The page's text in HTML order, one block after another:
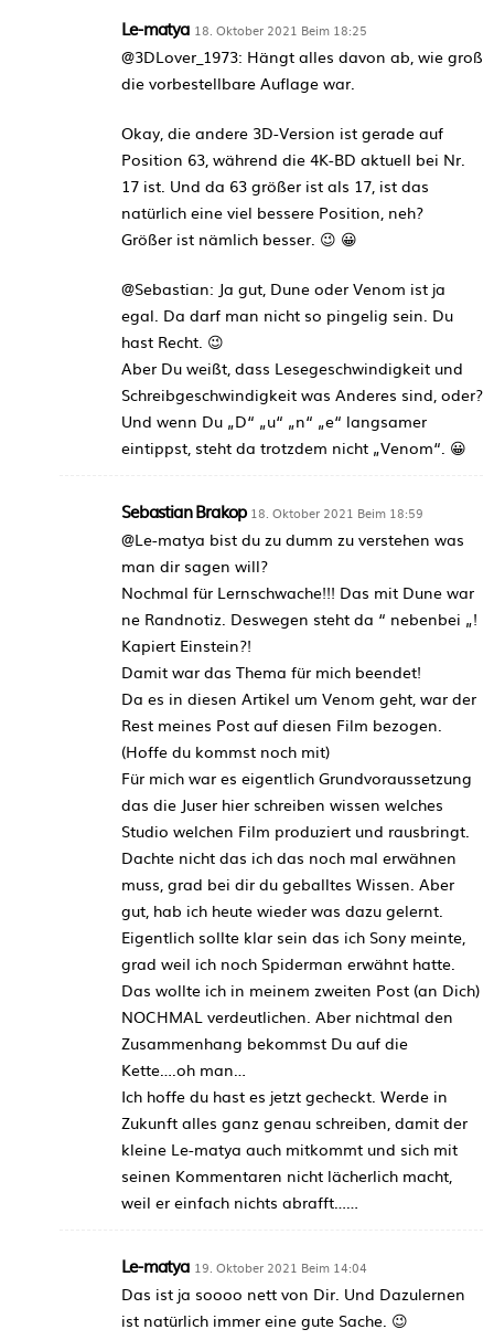
Le-matya 18. Oktober 2021 Beim 18:25
@3DLover_1973: Hängt alles davon ab, wie groß
die vorbestellbare Auflage war.
Okay, die andere 3D-Version ist gerade auf
Position 63, während die 4K-BD aktuell bei Nr.
17 ist. Und da 63 größer ist als 17, ist das
natürlich eine viel bessere Position, neh?
Größer ist nämlich besser. 😉 😀
@Sebastian: Ja gut, Dune oder Venom ist ja
egal. Da darf man nicht so pingelig sein. Du
hast Recht. 😉
Aber Du weißt, dass Lesegeschwindigkeit und
Schreibgeschwindigkeit was Anderes sind, oder?
Und wenn Du „D“ „u“ „n“ „e“ langsamer
eintippst, steht da trotzdem nicht „Venom“. 😀
Sebastian Brakop 18. Oktober 2021 Beim 18:59
@Le-matya bist du zu dumm zu verstehen was
man dir sagen will?
Nochmal für Lernschwache!!! Das mit Dune war
ne Randnotiz. Deswegen steht da “ nebenbei „!
Kapiert Einstein?!
Damit war das Thema für mich beendet!
Da es in diesen Artikel um Venom geht, war der
Rest meines Post auf diesen Film bezogen.
(Hoffe du kommst noch mit)
Für mich war es eigentlich Grundvoraussetzung
das die Juser hier schreiben wissen welches
Studio welchen Film produziert und rausbringt.
Dachte nicht das ich das noch mal erwähnen
muss, grad bei dir du geballtes Wissen. Aber
gut, hab ich heute wieder was dazu gelernt.
Eigentlich sollte klar sein das ich Sony meinte,
grad weil ich noch Spiderman erwähnt hatte.
Das wollte ich in meinem zweiten Post (an Dich)
NOCHMAL verdeutlichen. Aber nichtmal den
Zusammenhang bekommst Du auf die
Kette….oh man…
Ich hoffe du hast es jetzt gecheckt. Werde in
Zukunft alles ganz genau schreiben, damit der
kleine Le-matya auch mitkommt und sich mit
seinen Kommentaren nicht lächerlich macht,
weil er einfach nichts abrafft……
Le-matya 19. Oktober 2021 Beim 14:04
Das ist ja soooo nett von Dir. Und Dazulernen
ist natürlich immer eine gute Sache. 😉